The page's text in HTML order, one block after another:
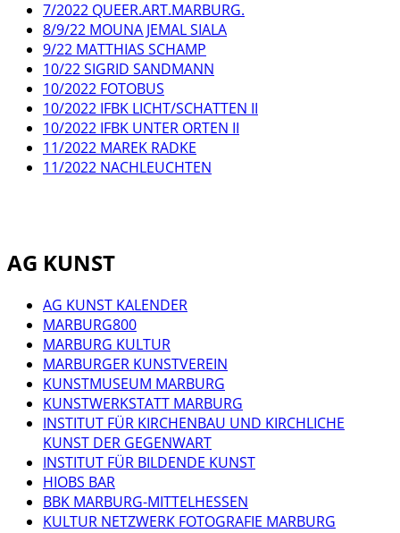
7/2022 QUEER.ART.MARBURG.
8/9/22 MOUNA JEMAL SIALA
9/22 MATTHIAS SCHAMP
10/22 SIGRID SANDMANN
10/2022 FOTOBUS
10/2022 IFBK LICHT/SCHATTEN II
10/2022 IFBK UNTER ORTEN II
11/2022 MAREK RADKE
11/2022 NACHLEUCHTEN
AG KUNST
AG KUNST KALENDER
MARBURG800
MARBURG KULTUR
MARBURGER KUNSTVEREIN
KUNSTMUSEUM MARBURG
KUNSTWERKSTATT MARBURG
INSTITUT FÜR KIRCHENBAU UND KIRCHLICHE
KUNST DER GEGENWART
INSTITUT FÜR BILDENDE KUNST
HIOBS BAR
BBK MARBURG-MITTELHESSEN
KULTUR NETZWERK FOTOGRAFIE MARBURG